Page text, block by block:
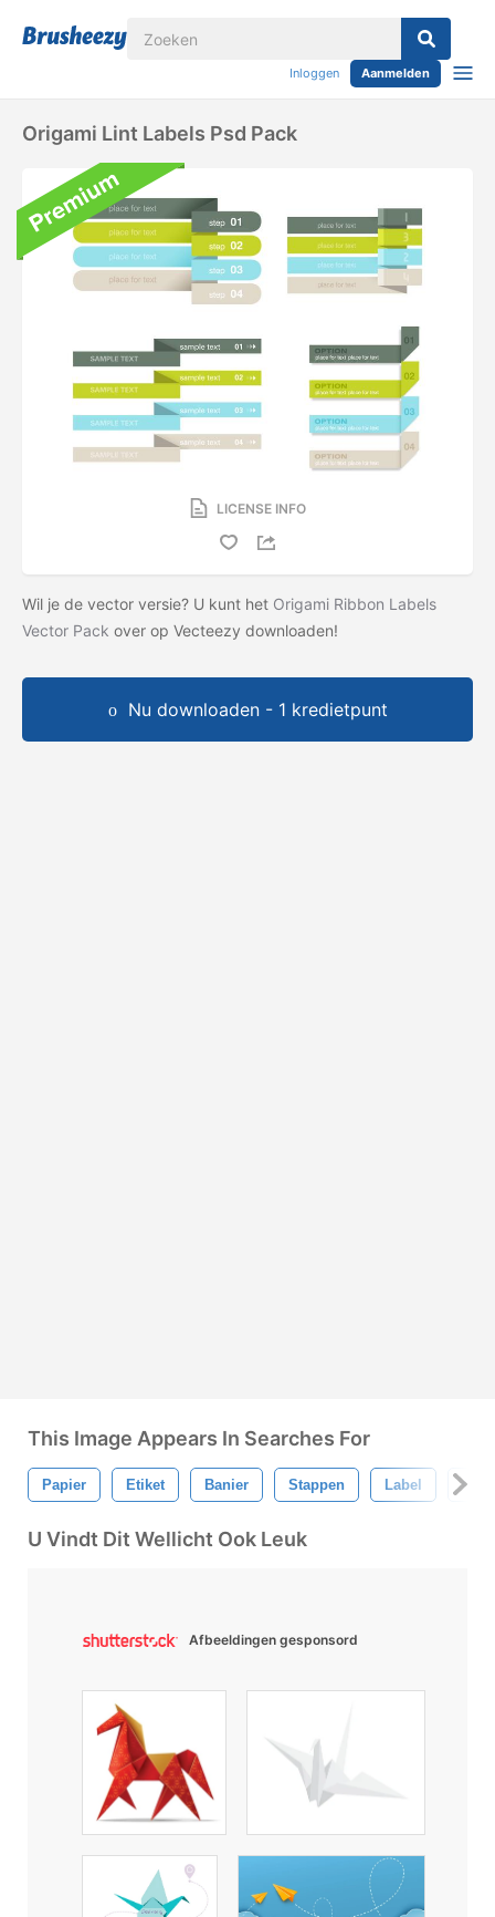
Inloggen Aanmelden
Origami Lint Labels Psd Pack
LICENSE INFO
Wil je de vector versie? U kunt het Origami Ribbon Labels
Vector Pack over op Vecteezy downloaden!
Nu downloaden - 1 kredietpunt
This Image Appears In Searches For
Papier Etiket Banier Stappen Label
U Vindt Dit Wellicht Ook Leuk
Afbeeldingen gesponsord